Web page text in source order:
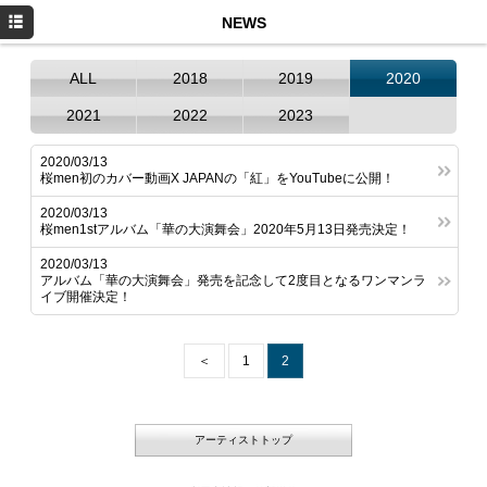
NEWS
ALL 2018 2019 2020
2021 2022 2023
2020/03/13
桜men初のカバー動画X JAPANの「紅」をYouTubeに公開！
2020/03/13
桜men1stアルバム「華の大演舞会」2020年5月13日発売決定！
2020/03/13
アルバム「華の大演舞会」発売を記念して2度目となるワンマンラ
イブ開催決定！
＜ 1 2
アーティストトップ
NEWS
SCHEDULE
DISCOGRAPHY
お仕事のご依頼
YouTube
Instagram